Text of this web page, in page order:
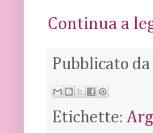
Continua a
Pubblicato da
Etichette: